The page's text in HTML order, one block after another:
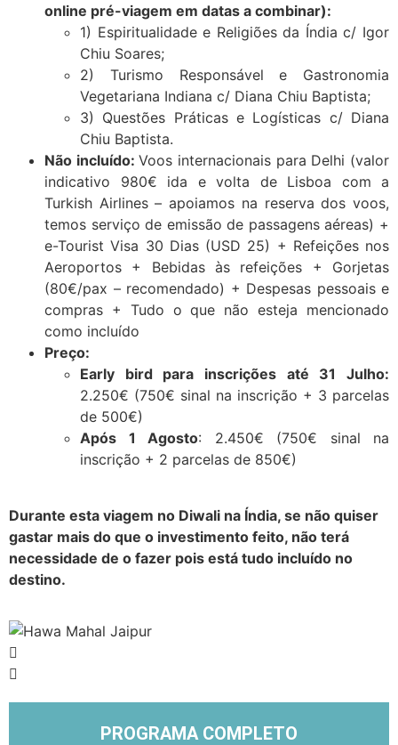
online pré-viagem em datas a combinar):
1) Espiritualidade e Religiões da Índia c/ Igor
Chiu Soares;
2) Turismo Responsável e Gastronomia
Vegetariana Indiana c/ Diana Chiu Baptista;
3) Questões Práticas e Logísticas c/ Diana
Chiu Baptista.
Não incluído:Voos internacionais para Delhi (valor
indicativo 980€ ida e volta de Lisboa com a
Turkish Airlines – apoiamos na reserva dos voos,
temos serviço de emissão de passagens aéreas) +
e-Tourist Visa 30 Dias (USD 25) + Refeições nos
Aeroportos + Bebidas às refeições + Gorjetas
(80€/pax – recomendado) + Despesas pessoais e
compras + Tudo o que não esteja mencionado
como incluído
Preço:
Early bird para inscrições até 31 Julho:
2.250€ (750€ sinal na inscrição + 3 parcelas
de 500€)
Após 1 Agosto: 2.450€ (750€ sinal na
inscrição + 2 parcelas de 850€)
Durante esta viagem no Diwali na Índia, se não quiser
gastar mais do que o investimento feito, não terá
necessidade de o fazer pois está tudo incluído no
destino.
PROGRAMA COMPLETO